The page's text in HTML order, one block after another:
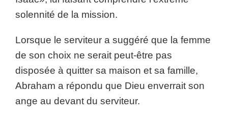
solennité de la mission.
Lorsque le serviteur a suggéré que la femme
de son choix ne serait peut-être pas
disposée à quitter sa maison et sa famille,
Abraham a répondu que Dieu enverrait son
ange au devant du serviteur.